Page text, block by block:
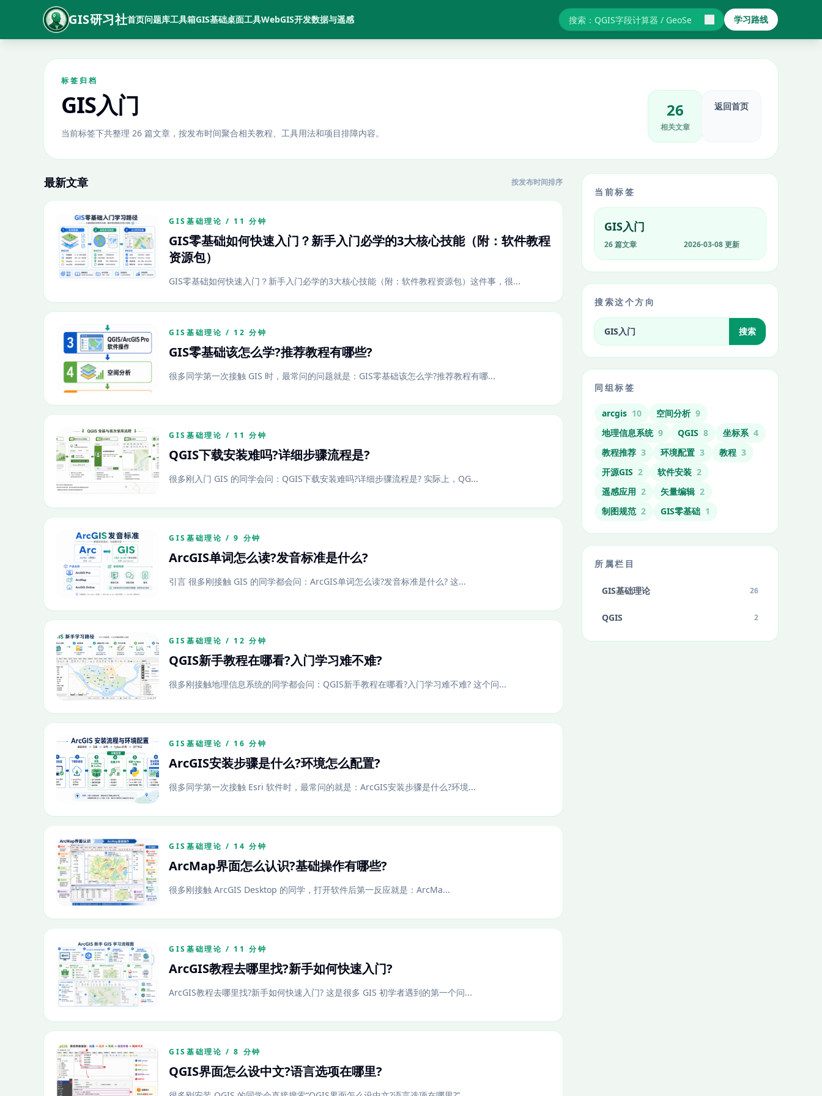
GIS研习社首页问题库工具箱GIS基础桌面工具WebGIS开发数据与遥感 搜索GIS教程与报错 学习路线
标签归档
GIS入门
当前标签下共整理 26 篇文章，按发布时间聚合相关教程、工具用法和项目排障内容。
26
相关文章
返回首页
最新文章 按发布时间排序
GIS基础理论 / 11 分钟
GIS零基础如何快速入门？新手入门必学的3大核心技能（附：软件教程
资源包）
GIS零基础如何快速入门？新手入门必学的3大核心技能（附：软件教程资源包）这件事，很...
GIS基础理论 / 12 分钟
GIS零基础该怎么学?推荐教程有哪些?
很多同学第一次接触 GIS 时，最常问的问题就是：GIS零基础该怎么学?推荐教程有哪...
GIS基础理论 / 11 分钟
QGIS下载安装难吗?详细步骤流程是?
很多刚入门 GIS 的同学会问：QGIS下载安装难吗?详细步骤流程是? 实际上，QG...
GIS基础理论 / 9 分钟
ArcGIS单词怎么读?发音标准是什么?
引言 很多刚接触 GIS 的同学都会问：ArcGIS单词怎么读?发音标准是什么? 这...
GIS基础理论 / 12 分钟
QGIS新手教程在哪看?入门学习难不难?
很多刚接触地理信息系统的同学都会问：QGIS新手教程在哪看?入门学习难不难? 这个问...
GIS基础理论 / 16 分钟
ArcGIS安装步骤是什么?环境怎么配置?
很多同学第一次接触 Esri 软件时，最常问的就是：ArcGIS安装步骤是什么?环境...
GIS基础理论 / 14 分钟
ArcMap界面怎么认识?基础操作有哪些?
很多刚接触 ArcGIS Desktop 的同学，打开软件后第一反应就是：ArcMa...
GIS基础理论 / 11 分钟
ArcGIS教程去哪里找?新手如何快速入门?
ArcGIS教程去哪里找?新手如何快速入门? 这是很多 GIS 初学者遇到的第一个问...
GIS基础理论 / 8 分钟
QGIS界面怎么设中文?语言选项在哪里?
当前标签
GIS入门
26 篇文章 2026-03-08 更新
搜索这个方向
搜索标签相关文章 搜索
同组标签
arcgis 10 空间分析 9
地理信息系统 9 QGIS 8 坐标系 4
教程推荐 3 环境配置 3 教程 3
开源GIS 2 软件安装 2
遥感应用 2 矢量编辑 2
制图规范 2 GIS零基础 1
所属栏目
GIS基础理论 26
QGIS 2